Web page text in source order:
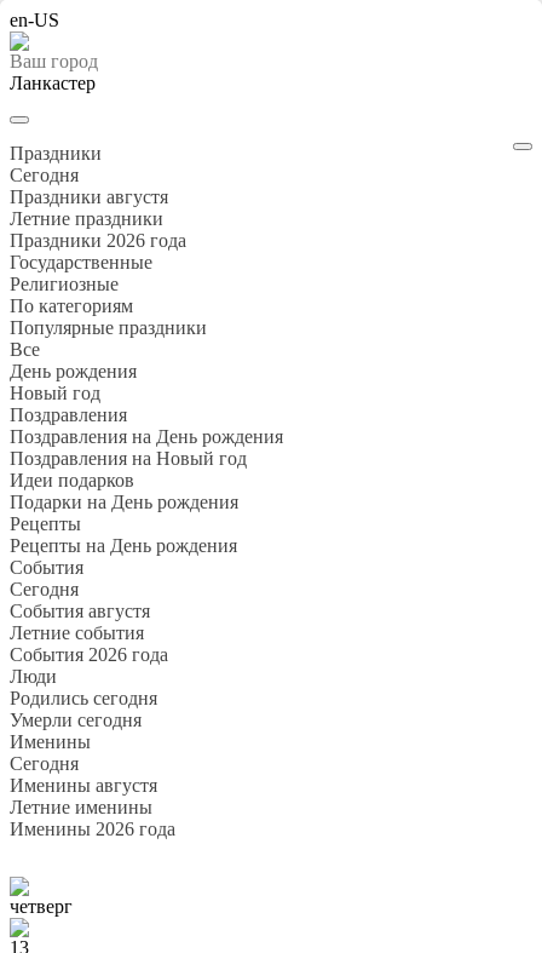
en-US
Ваш город
Ланкастер
Праздники
Cегодня
Праздники августя
Летние праздники
Праздники 2026 года
Государственные
Религиозные
По категориям
Популярные праздники
Все
День рождения
Новый год
Поздравления
Поздравления на День рождения
Поздравления на Новый год
Идеи подарков
Подарки на День рождения
Рецепты
Рецепты на День рождения
События
Cегодня
События августя
Летние события
События 2026 года
Люди
Родились сегодня
Умерли сегодня
Именины
Cегодня
Именины августя
Летние именины
Именины 2026 года
четверг
13